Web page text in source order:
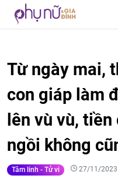
Từ ngày mai,
con giáp làm
lên vù vù, tiền
ngồi không
Tâm linh - Tử vi 27/11/2023